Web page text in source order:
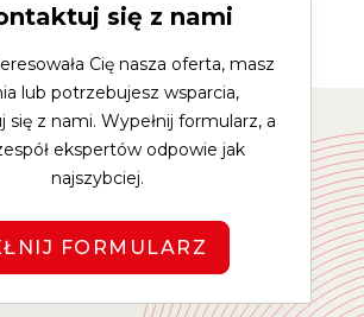
się z nami
Cię nasza oferta, masz
lub potrzebujesz wsparcia,
się z nami. Wypełnij formularz, a
ekspertów odpowie jak
najszybciej.
FORMULARZ